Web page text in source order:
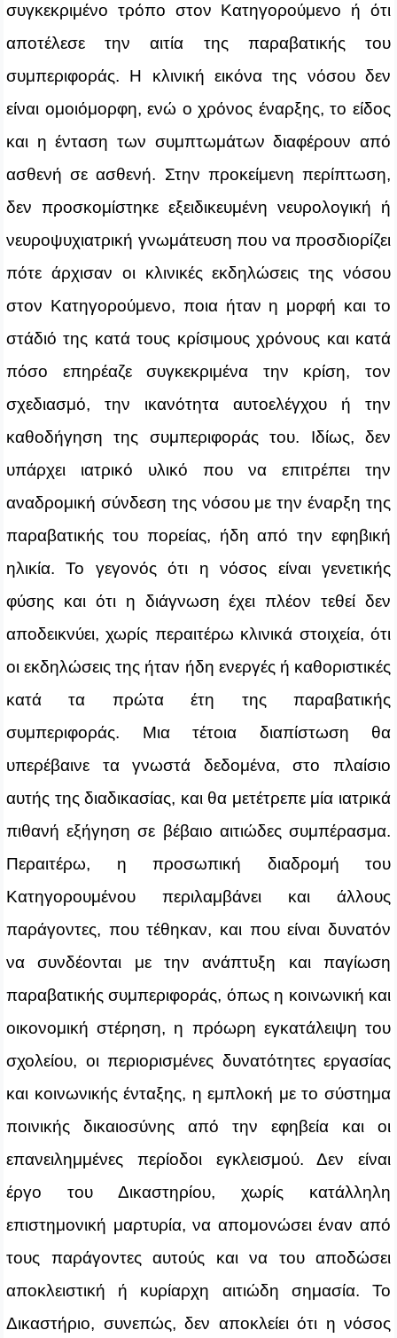
συγκεκριμένο τρόπο στον Κατηγορούμενο ή ότι
αποτέλεσε την αιτία της παραβατικής του
συμπεριφοράς. Η κλινική εικόνα της νόσου δεν
είναι ομοιόμορφη, ενώ ο χρόνος έναρξης, το είδος
και η ένταση των συμπτωμάτων διαφέρουν από
ασθενή σε ασθενή. Στην προκείμενη περίπτωση,
δεν προσκομίστηκε εξειδικευμένη νευρολογική ή
νευροψυχιατρική γνωμάτευση που να προσδιορίζει
πότε άρχισαν οι κλινικές εκδηλώσεις της νόσου
στον Κατηγορούμενο, ποια ήταν η μορφή και το
στάδιό της κατά τους κρίσιμους χρόνους και κατά
πόσο επηρέαζε συγκεκριμένα την κρίση, τον
σχεδιασμό, την ικανότητα αυτοελέγχου ή την
καθοδήγηση της συμπεριφοράς του. Ιδίως, δεν
υπάρχει ιατρικό υλικό που να επιτρέπει την
αναδρομική σύνδεση της νόσου με την έναρξη της
παραβατικής του πορείας, ήδη από την εφηβική
ηλικία. Το γεγονός ότι η νόσος είναι γενετικής
φύσης και ότι η διάγνωση έχει πλέον τεθεί δεν
αποδεικνύει, χωρίς περαιτέρω κλινικά στοιχεία, ότι
οι εκδηλώσεις της ήταν ήδη ενεργές ή καθοριστικές
κατά τα πρώτα έτη της παραβατικής
συμπεριφοράς. Μια τέτοια διαπίστωση θα
υπερέβαινε τα γνωστά δεδομένα, στο πλαίσιο
αυτής της διαδικασίας, και θα μετέτρεπε μία ιατρικά
πιθανή εξήγηση σε βέβαιο αιτιώδες συμπέρασμα.
Περαιτέρω, η προσωπική διαδρομή του
Κατηγορουμένου περιλαμβάνει και άλλους
παράγοντες, που τέθηκαν, και που είναι δυνατόν
να συνδέονται με την ανάπτυξη και παγίωση
παραβατικής συμπεριφοράς, όπως η κοινωνική και
οικονομική στέρηση, η πρόωρη εγκατάλειψη του
σχολείου, οι περιορισμένες δυνατότητες εργασίας
και κοινωνικής ένταξης, η εμπλοκή με το σύστημα
ποινικής δικαιοσύνης από την εφηβεία και οι
επανειλημμένες περίοδοι εγκλεισμού. Δεν είναι
έργο του Δικαστηρίου, χωρίς κατάλληλη
επιστημονική μαρτυρία, να απομονώσει έναν από
τους παράγοντες αυτούς και να του αποδώσει
αποκλειστική ή κυρίαρχη αιτιώδη σημασία. Το
Δικαστήριο, συνεπώς, δεν αποκλείει ότι η νόσος